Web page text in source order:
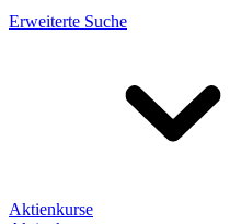
Erweiterte Suche
Aktienkurse